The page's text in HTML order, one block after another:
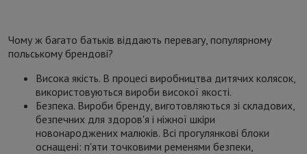
Чому ж багато батьків віддають перевагу, популярному
польському брендові?
Висока якість. В процесі виробництва дитячих колясок,
використовуються вироби високої якості.
Безпека. Вироби бренду, виготовляються зі складових,
безпечних для здоров'я і ніжної шкіри
новонароджених малюків. Всі прогулянкові блоки
оснащені: п'яти точковими ременями безпеки,